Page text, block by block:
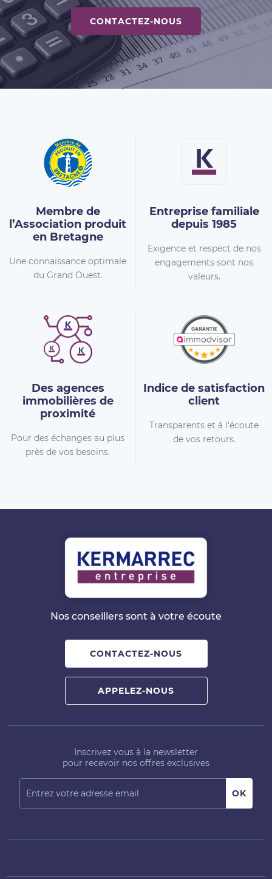
CONTACTEZ-NOUS
Membre de
l’Association produit
en Bretagne
Une connaissance optimale
du Grand Ouest.
Entreprise familiale
depuis 1985
Exigence et respect de nos
engagements sont nos
valeurs.
Des agences
immobilières de
proximité
Pour des échanges au plus
près de vos besoins.
Indice de satisfaction
client
Transparents et à l'écoute
de vos retours.
Nos conseillers sont à votre écoute
CONTACTEZ-NOUS
APPELEZ-NOUS
Inscrivez vous à la newsletter
pour recevoir nos offres exclusives